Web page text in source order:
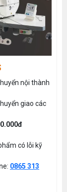
nội thành
giao các
có lỗi kỹ
0865 313